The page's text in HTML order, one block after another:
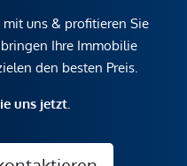
uns & profitieren Sie
Ihre Immobilie
den besten Preis.
uns jetzt.